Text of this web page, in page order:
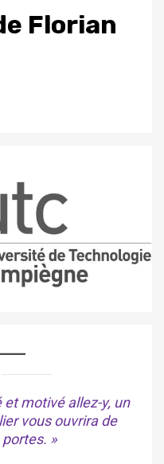
Florian
et motivé allez-y, un
vous ouvrira de
»